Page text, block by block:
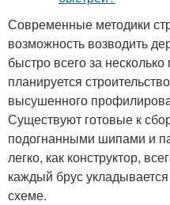
Современные методики
возможность возводить
быстро всего за
планируется
высушенного
Существуют готовые к
подогнанными шипами и
легко, как конструктор,
каждый брус
схеме.